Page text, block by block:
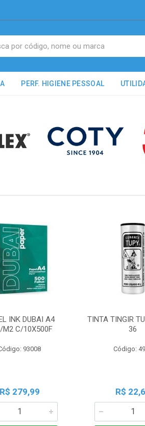
PERF. HIGIENE PESSOAL
INK DUBAI A4
M2 C/10X500F
93008
R$ 279,99
TINTA TINGIR
36
Código:
R$